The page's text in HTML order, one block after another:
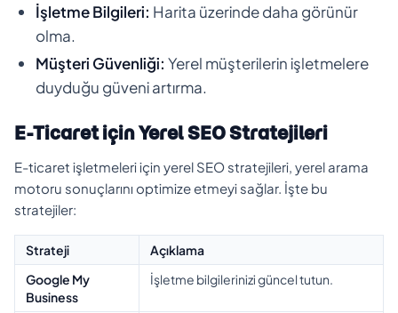
İşletme Bilgileri: Harita üzerinde daha görünür
olma.
Müşteri Güvenliği: Yerel müşterilerin işletmelere
duyduğu güveni artırma.
E-Ticaret için Yerel SEO Stratejileri
E-ticaret işletmeleri için yerel SEO stratejileri, yerel arama
motoru sonuçlarını optimize etmeyi sağlar. İşte bu
stratejiler:
Strateji
Açıklama
Google My
Business
İşletme bilgilerinizi güncel tutun.